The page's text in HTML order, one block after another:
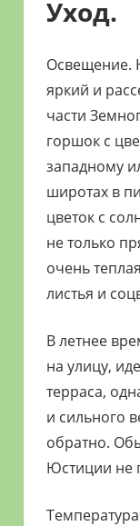
Уход.
Освещение.
яркий и
части
горшок с
западному
широтах в
цветок с
не только
очень
листья и
В летнее
на улицу,
терраса,
и сильного
обратно.
Юстиции не